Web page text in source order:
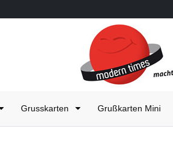
Grusskarten Grußkarten Mini